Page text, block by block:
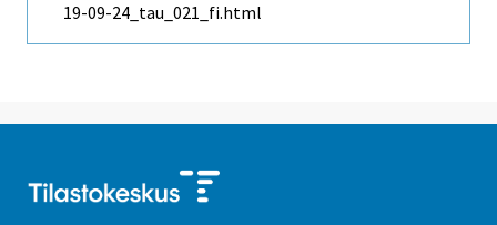
19-09-24_tau_021_fi.html